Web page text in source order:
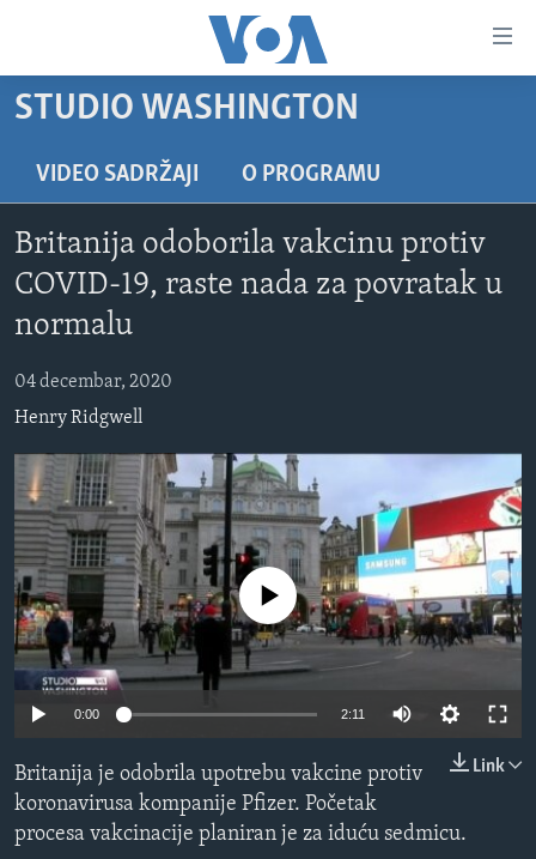
glavni
Pređi
na
glavnu
Idi
na
VIDEO
VIJESTI
SJEDINJENE AMERIČKE DRŽAVE
SVIJET
NAUKA I TEHNOLOGIJA
KORUPCIJA
SLOBODA MEDIJA
ŽENSKA STRANA
IZBJEGLIČKA STRANA
MAGAZIN
O GLASU AMERIKE
Learning English
Jezici
STUDIO WASHINGTON
VIDEO SADRŽAJI O PROGRAMU
Britanija odoborila vakcinu protiv
COVID-19, raste nada za povratak u
normalu
04 decembar, 2020
Henry Ridgwell
No media source currently available
0:00 2:11
Link
Britanija je odobrila upotrebu vakcine protiv
koronavirusa kompanije Pfizer. Početak
procesa vakcinacije planiran je za iduću sedmicu.